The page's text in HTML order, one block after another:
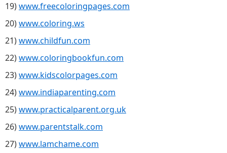
19)www.freecoloringpages.com
20)www.coloring.ws
21)www.childfun.com
22)www.coloringbookfun.com
23)www.kidscolorpages.com
24)www.indiaparenting.com
25)www.practicalparent.org.uk
26)www.parentstalk.com
27)www.lamchame.com